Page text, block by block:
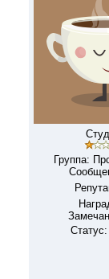
Группа:
Статус: